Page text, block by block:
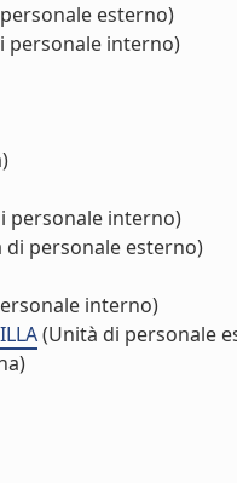
esterno)
personale interno)
personale interno)
di personale esterno)
interno)
(Unità di personale